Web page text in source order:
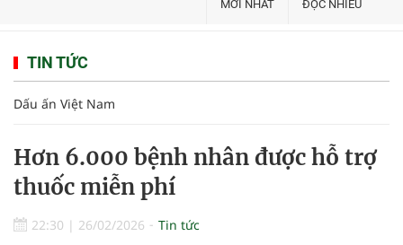
MỚI NHẤT ĐỌC NHIỀU
TIN TỨC
Dấu ấn Việt Nam
Hơn 6.000 bệnh nhân được hỗ trợ
thuốc miễn phí
22:30 | 26/02/2026 Tin tức